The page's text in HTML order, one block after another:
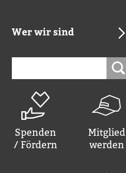
Wer wir sind
Spenden
/ Fördern
Mitglied
werden